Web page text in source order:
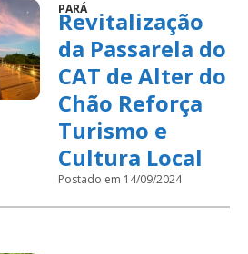
PARÁ
Revitalização
da Passarela do
CAT de Alter do
Chão Reforça
Turismo e
Cultura Local
Postado em 14/09/2024